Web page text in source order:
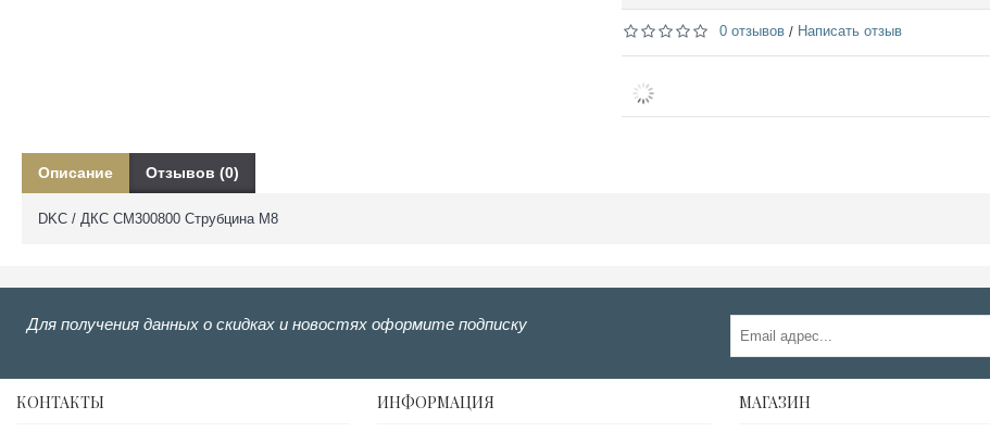
0 отзывов / Написать отзыв
Описание Отзывов (0)
DKC / ДКС CM300800 Струбцина М8
Для получения данных о скидках и новостях оформите подписку
КОНТАКТЫ ИНФОРМАЦИЯ МАГАЗИН